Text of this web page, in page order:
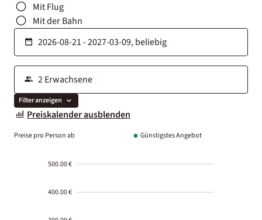
Mit Flug
Mit der Bahn
Filter anzeigen
Preiskalender ausblenden
Preise pro Person ab Günstigstes Angebot
500.00 €
400.00 €